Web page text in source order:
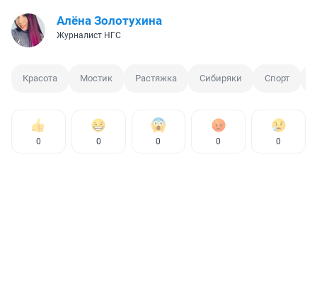
Алёна Золотухина
Журналист НГС
Красота Мостик Растяжка Сибиряки Спорт
0 0 0 0 0